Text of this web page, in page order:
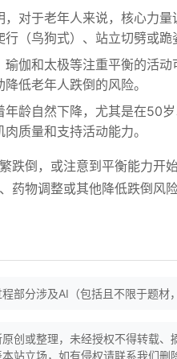
对于老年人来说，核心力
（鸟狗式）、站立切劈或跪
伽和太极等注重平衡的活
低老年人跌倒的风险。
年龄自然下降，尤其是在50
质量和支持活动能力。
跌倒，或注意到平衡能力开
药物调整或其他降低跌倒风险
部分涉及AI（包括且不限于题材
创或整理，未经授权不得转载、
站立场，如有侵权请联系我们删